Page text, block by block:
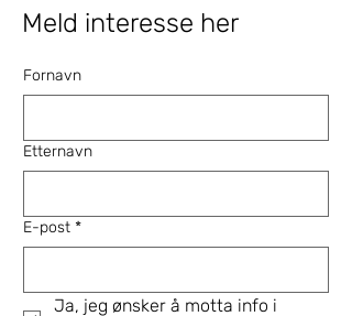
Meld interesse her
Fornavn
Etternavn
E-post *
Ja, jeg ønsker å motta info i